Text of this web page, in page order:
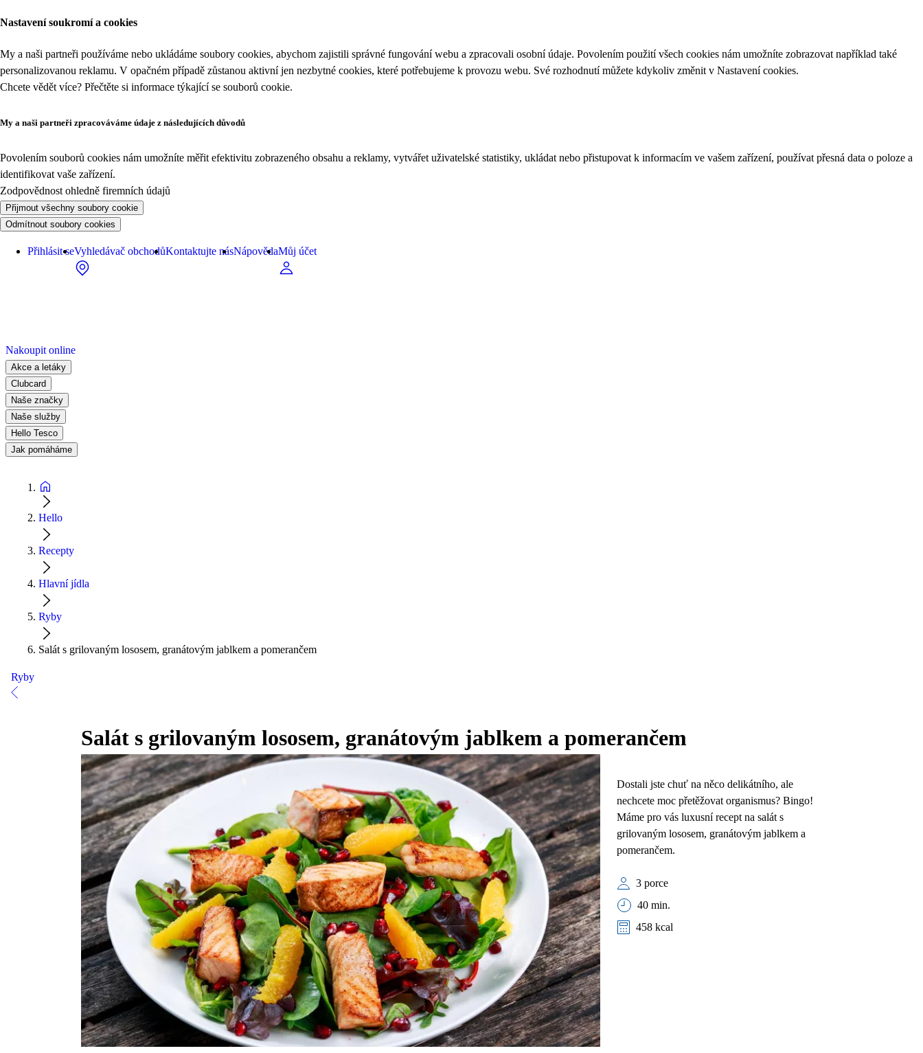
Nastavení soukromí a cookies
My a naši partneři používáme nebo ukládáme soubory cookies, abychom zajistili správné fungování webu a zpracovali osobní údaje. Povolením použití všech cookies nám umožníte zobrazovat například také
personalizovanou reklamu. V opačném případě zůstanou aktivní jen nezbytné cookies, které potřebujeme k provozu webu. Své rozhodnutí můžete kdykoliv změnit v Nastavení cookies.
Chcete vědět více? Přečtěte si informace týkající se souborů cookie.
My a naši partneři zpracováváme údaje z následujících důvodů
Povolením souborů cookies nám umožníte měřit efektivitu zobrazeného obsahu a reklamy, vytvářet uživatelské statistiky, ukládat nebo přistupovat k informacím ve vašem zařízení, používat přesná data o poloze a
identifikovat vaše zařízení.
Zodpovědnost ohledně firemních údajů
Přijmout všechny soubory cookie
Odmítnout soubory cookies
Přihlásit seVyhledávač obchodůKontaktujte násNápovědaMůj účet
Nakoupit online
Akce a letáky
Clubcard
Naše značky
Naše služby
Hello Tesco
Jak pomáháme
Hello
Recepty
Hlavní jídla
Ryby
Salát s grilovaným lososem, granátovým jablkem a pomerančem
Ryby
Salát s grilovaným lososem, granátovým jablkem a pomerančem
Dostali jste chuť na něco delikátního, ale
nechcete moc přetěžovat organismus? Bingo!
Máme pro vás luxusní recept na salát s
grilovaným lososem, granátovým jablkem a
pomerančem.
3 porce
40 min.
458 kcal